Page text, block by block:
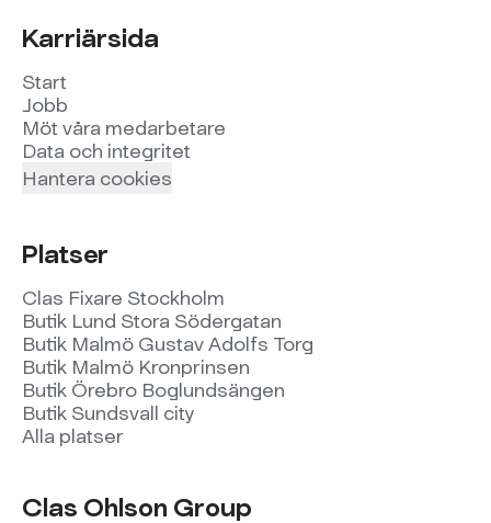
Karriärsida
Start
Jobb
Möt våra medarbetare
Data och integritet
Hantera cookies
Platser
Clas Fixare Stockholm
Butik Lund Stora Södergatan
Butik Malmö Gustav Adolfs Torg
Butik Malmö Kronprinsen
Butik Örebro Boglundsängen
Butik Sundsvall city
Alla platser
Clas Ohlson Group